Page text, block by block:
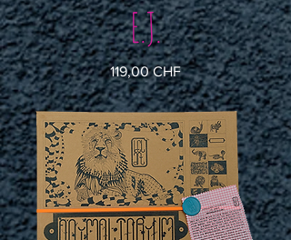
E.J.
Preis
119,00 CHF